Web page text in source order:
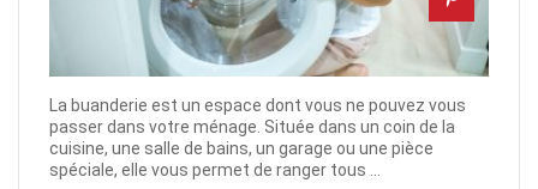
La buanderie est un espace dont vous ne pouvez vous
passer dans votre ménage. Située dans un coin de la
cuisine, une salle de bains, un garage ou une pièce
spéciale, elle vous permet de ranger tous ...